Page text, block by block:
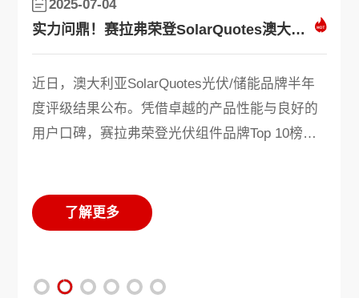
再获央企认可！赛拉弗中标中国电建3GW TOPCon组件采集项目
了解更多
赛拉弗实力登榜标普首届Tier 1光伏组件供应商
了解更多
2025-07-04
实力问鼎！赛拉弗荣登SolarQuotes澳大利亚光伏组件品牌Top 10榜单
近日，澳大利亚SolarQuotes光伏/储能品牌半年
度评级结果公布。凭借卓越的产品性能与良好的
用户口碑，赛拉弗荣登光伏组件品牌Top 10榜
了解更多
荣誉加冕，完美收官！赛拉弗获评SNEC十大亮点“吉瓦级金奖”
了解更多
赛拉弗再次卫冕2025 PVEL“最佳表现”组件供应商
了解更多
连续11年！赛拉弗再次蝉联彭博BNEF Tier 1榜单
了解更多
再获央企认可！赛拉弗中标中国电建3GW TOPCon组件采集项目
了解更多
赛拉弗实力登榜标普首届Tier 1光伏组件供应商
了解更多